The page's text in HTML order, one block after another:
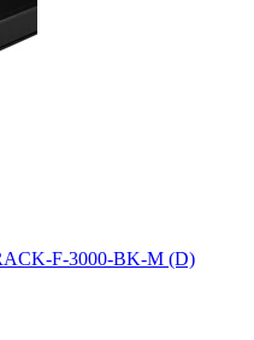
F-3000-BK-M (D)